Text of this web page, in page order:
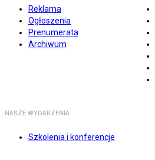
Reklama
Ogłoszenia
Prenumerata
Archiwum
NASZE WYDARZENIA
Szkolenia i konferencje